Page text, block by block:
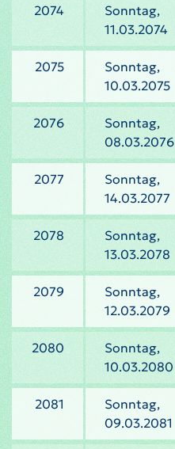
2074
Sonntag,
11.03.2074
2075
Sonntag,
10.03.2075
2076
Sonntag,
08.03.2076
2077
Sonntag,
14.03.2077
2078
Sonntag,
13.03.2078
2079
Sonntag,
12.03.2079
2080
Sonntag,
10.03.2080
2081
Sonntag,
09.03.2081